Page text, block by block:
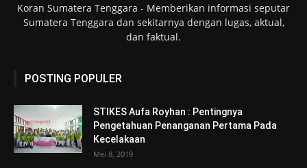
Koran Sumatera Tenggara - Memberikan informasi seputar
Sumatera Tenggara dan sekitarnya dengan lugas, aktual,
dan faktual.
POSTING POPULER
STIKES Aufa Royhan : Pentingnya
Pengetahuan Penanganan Pertama Pada
Kecelakaan
Mei 8, 2019